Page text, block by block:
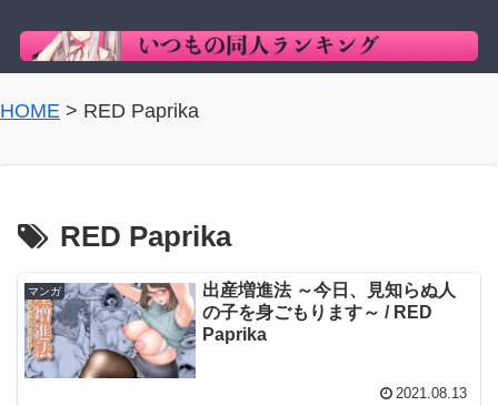
HOME > RED Paprika
RED Paprika
マンガ
出産増進法 ～今日、見知らぬ人
の子を身ごもります～ / RED
Paprika
2021.08.13